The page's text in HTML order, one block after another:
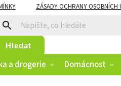
ZÁSADY OCHRANY OSOBNÍCH
Hledat
a drogerie Domácnost